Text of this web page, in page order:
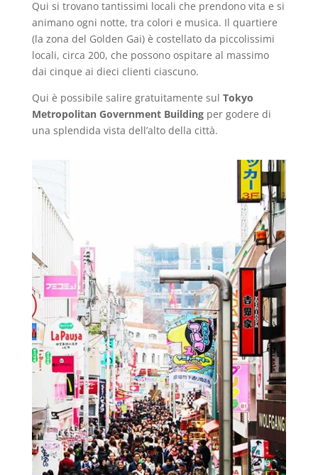
Qui si trovano tantissimi locali che prendono vita e si
animano ogni notte, tra colori e musica. Il quartiere
(la zona del Golden Gai) è costellato da piccolissimi
locali, circa 200, che possono ospitare al massimo
dai cinque ai dieci clienti ciascuno.
Qui è possibile salire gratuitamente sul Tokyo
Metropolitan Government Buildingper godere di
una splendida vista dell’alto della città.